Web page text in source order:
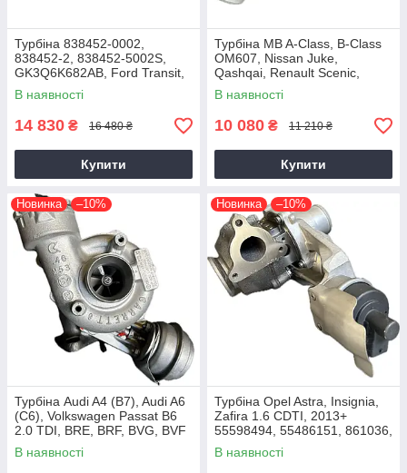
Турбіна 838452-0002,
838452-2, 838452-5002S,
GK3Q6K682AB, Ford Transit,
Tourneo EcoBlue YNFS,
YNF6, 2.0D, GTD1444V
В наявності
14 830 ₴ 16 480 ₴
Купити
Турбіна MB A-Class, B-Class
OM607, Nissan Juke,
Qashqai, Renault Scenic,
Kadjar, Megane K9K, 1.5 dCi,
2014+
В наявності
10 080 ₴ 11 210 ₴
Купити
Новинка –10%
Турбіна Audi A4 (B7), Audi A6
(C6), Volkswagen Passat B6
2.0 TDI, BRE, BRF, BVG, BVF
2004+
В наявності
Новинка –10%
Турбіна Opel Astra, Insignia,
Zafira 1.6 CDTI, 2013+
55598494, 55486151, 861036,
54389700021, 54389700003
В наявності